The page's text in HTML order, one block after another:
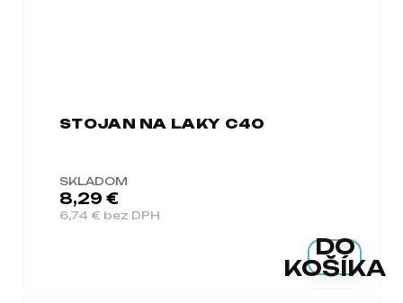
STOJAN NA LAKY C40
SKLADOM
6,74 € bez DPH
8,29 €
DO
KOŠÍKA